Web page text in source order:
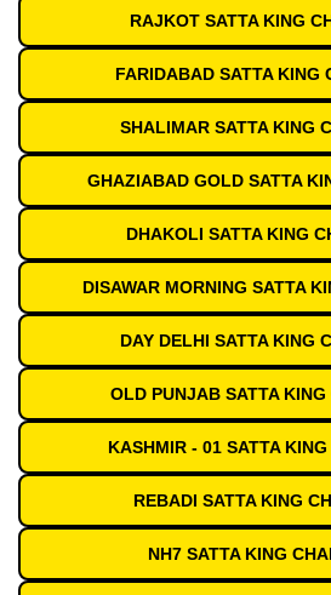
RAJKOT SATTA KING
FARIDABAD SATTA KING
SHALIMAR SATTA KING
GHAZIABAD GOLD SATTA
DHAKOLI SATTA KING
DISAWAR MORNING SATTA
DAY DELHI SATTA KING
OLD PUNJAB SATTA
KASHMIR - 01 SATTA
REBADI SATTA KING
NH7 SATTA KING